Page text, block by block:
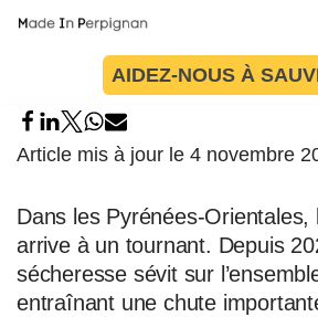
contenu
AIDEZ-NOUS À
Article mis à jour le 4 novembre
Dans les Pyrénées-Orientales,
arrive à un tournant. Depuis
sécheresse sévit sur
entraînant une chute